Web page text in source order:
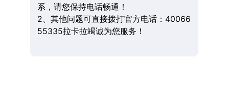
系，请您保持电话畅通！
2、其他问题可直接拨打官方电话：40066
55335拉卡拉竭诚为您服务！